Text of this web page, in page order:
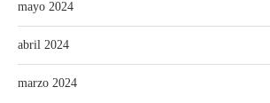
mayo 2024
abril 2024
marzo 2024